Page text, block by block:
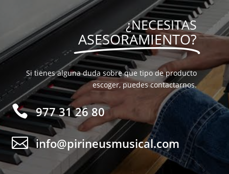
¿NECESITAS
ASESORAMIENTO?
Si tienes alguna duda sobre que tipo de producto
escoger, puedes contactarnos.
 977 31 26 80
 info@pirineusmusical.com